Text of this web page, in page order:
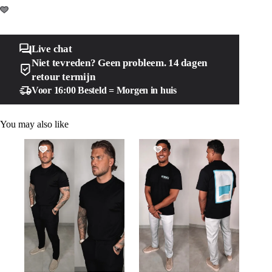
Live chat
Niet tevreden? Geen probleem. 14 dagen
retour termijn
Voor 16:00 Besteld = Morgen in huis
You may also like
SALE! SALE!